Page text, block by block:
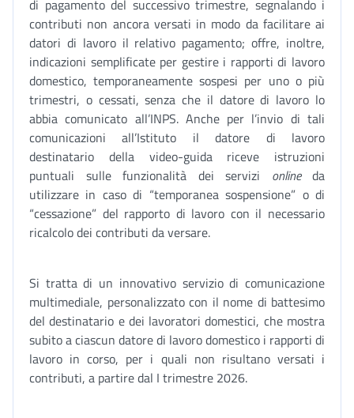
di pagamento del successivo trimestre, segnalando i
contributi non ancora versati in modo da facilitare ai
datori di lavoro il relativo pagamento; offre, inoltre,
indicazioni semplificate per gestire i rapporti di lavoro
domestico, temporaneamente sospesi per uno o più
trimestri, o cessati, senza che il datore di lavoro lo
abbia comunicato all’INPS. Anche per l’invio di tali
comunicazioni all’Istituto il datore di lavoro
destinatario della video-guida riceve istruzioni
puntuali sulle funzionalità dei servizi onlineda
utilizzare in caso di “temporanea sospensione” o di
“cessazione” del rapporto di lavoro con il necessario
ricalcolo dei contributi da versare.
Si tratta di un innovativo servizio di comunicazione
multimediale, personalizzato con il nome di battesimo
del destinatario e dei lavoratori domestici, che mostra
subito a ciascun datore di lavoro domestico i rapporti di
lavoro in corso, per i quali non risultano versati i
contributi, a partire dal I trimestre 2026.